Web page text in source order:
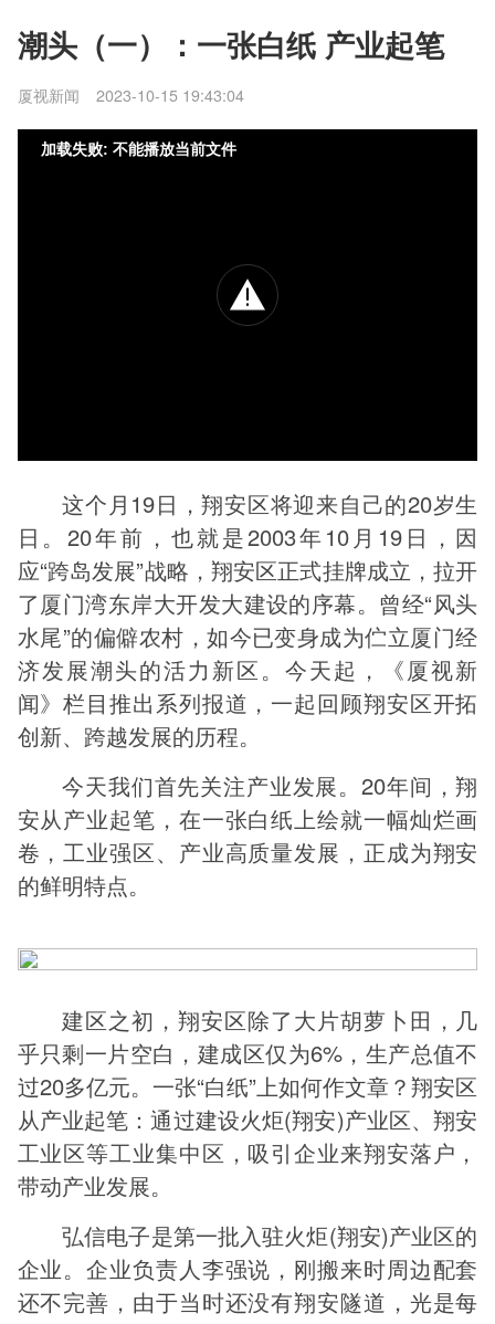
潮头（一）：一张白纸 产业起笔
厦视新闻 2023-10-15 19:43:04
加载失败: 不能播放当前文件
这个月19日，翔安区将迎来自己的20岁生
日。20年前，也就是2003年10月19日，因
应“跨岛发展”战略，翔安区正式挂牌成立，拉开
了厦门湾东岸大开发大建设的序幕。曾经“风头
水尾”的偏僻农村，如今已变身成为伫立厦门经
济发展潮头的活力新区。今天起，《厦视新
闻》栏目推出系列报道，一起回顾翔安区开拓
创新、跨越发展的历程。
今天我们首先关注产业发展。20年间，翔
安从产业起笔，在一张白纸上绘就一幅灿烂画
卷，工业强区、产业高质量发展，正成为翔安
的鲜明特点。
建区之初，翔安区除了大片胡萝卜田，几
乎只剩一片空白，建成区仅为6%，生产总值不
过20多亿元。一张“白纸”上如何作文章？翔安区
从产业起笔：通过建设火炬(翔安)产业区、翔安
工业区等工业集中区，吸引企业来翔安落户，
带动产业发展。
弘信电子是第一批入驻火炬(翔安)产业区的
企业。企业负责人李强说，刚搬来时周边配套
还不完善，由于当时还没有翔安隧道，光是每